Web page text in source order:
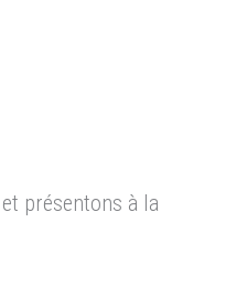
présentons à la